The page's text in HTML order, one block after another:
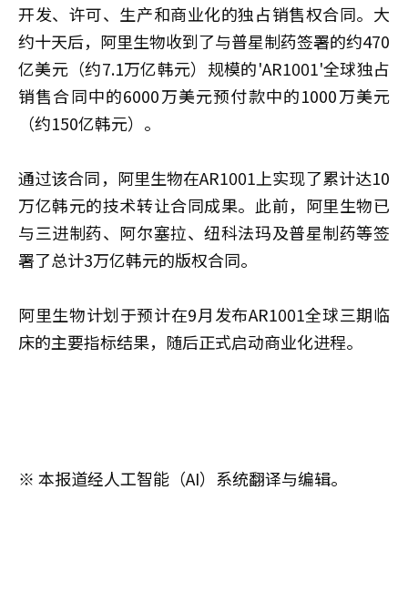
开发、许可、生产和商业化的独占销售权合同。大
约十天后，阿里生物收到了与普星制药签署的约470
亿美元（约7.1万亿韩元）规模的'AR1001'全球独占
销售合同中的6000万美元预付款中的1000万美元
（约150亿韩元）。
通过该合同，阿里生物在AR1001上实现了累计达10
万亿韩元的技术转让合同成果。此前，阿里生物已
与三进制药、阿尔塞拉、纽科法玛及普星制药等签
署了总计3万亿韩元的版权合同。
阿里生物计划于预计在9月发布AR1001全球三期临
床的主要指标结果，随后正式启动商业化进程。
※ 本报道经人工智能（AI）系统翻译与编辑。